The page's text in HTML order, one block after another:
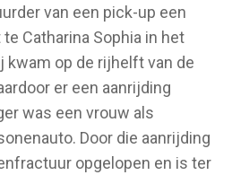
van een pick-up een
Catharina Sophia in het
kwam op de rijhelft van de
er een aanrijding
was een vrouw als
Door die aanrijding
opgelopen en is ter